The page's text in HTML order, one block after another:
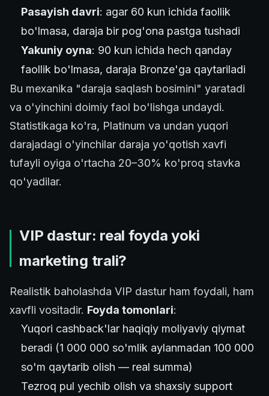
Pasayish davri: agar 60 kun ichida faollik
bo'lmasa, daraja bir pog'ona pastga tushadi
Yakuniy oyna: 90 kun ichida hech qanday
faollik bo'lmasa, daraja Bronze'ga qaytariladi
Bu mexanika "daraja saqlash bosimini" yaratadi
va o'yinchini doimiy faol bo'lishga undaydi.
Statistikaga ko'ra, Platinum va undan yuqori
darajadagi o'yinchilar daraja yo'qotish xavfi
tufayli oyiga o'rtacha 20–30% ko'proq stavka
qo'yadilar.
VIP dastur: real foyda yoki
marketing trali?
Realistik baholashda VIP dastur ham foydali, ham
xavfli vositadir. Foyda tomonlari:
Yuqori cashback'lar haqiqiy moliyaviy qiymat
beradi (1 000 000 so'mlik aylanmadan 100 000
so'm qaytarib olish — real summa)
Tezroq pul yechib olish va shaxsiy support